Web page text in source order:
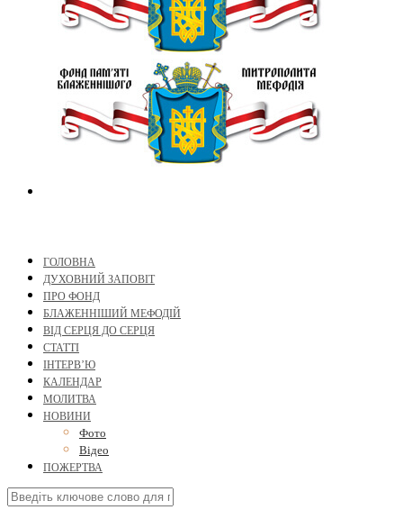
ГОЛОВНА
ДУХОВНИЙ ЗАПОВІТ
ПРО ФОНД
БЛАЖЕННІШИЙ МЕФОДІЙ
ВІД СЕРЦЯ ДО СЕРЦЯ
СТАТТІ
ІНТЕРВ’Ю
КАЛЕНДАР
МОЛИТВА
НОВИНИ
Фото
Відео
ПОЖЕРТВА